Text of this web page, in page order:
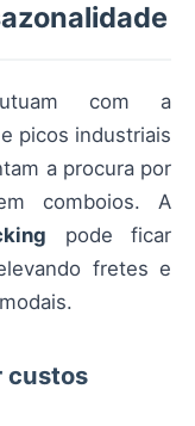
com a
picos industriais
a procura por
comboios. A
pode ficar
fretes e
custos